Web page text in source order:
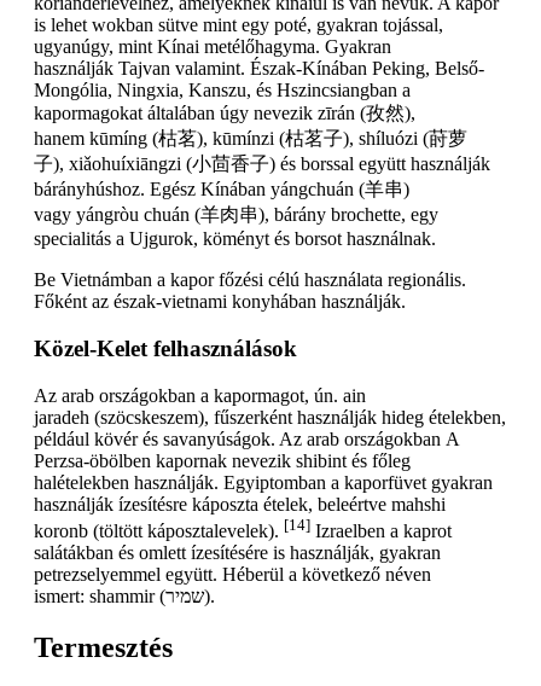
is lehet wokban sütve mint egy poté, gyakran tojással,
ugyanúgy, mint Kínai metélőhagyma. Gyakran
használják Tajvan valamint. Észak-Kínában Peking, Belső-
Mongólia, Ningxia, Kanszu, és Hszincsiangban a
kapormagokat általában úgy nevezik zīrán (孜然),
hanem kūmíng (枯茗), kūmínzi (枯茗子), shíluózi (莳萝
子), xiǎohuíxiāngzi (小茴香子) és borssal együtt használják
bárányhúshoz. Egész Kínában yángchuán (羊串)
vagy yángròu chuán (羊肉串), bárány brochette, egy
specialitás a Ujgurok, köményt és borsot használnak.
Be Vietnámban a kapor főzési célú használata regionális.
Főként az észak-vietnami konyhában használják.
Közel-Kelet felhasználások
Az arab országokban a kapormagot, ún. ain
jaradeh (szöcskeszem), fűszerként használják hideg ételekben,
például kövér és savanyúságok. Az arab országokban A
Perzsa-öbölben kapornak nevezik shibint és főleg
halételekben használják. Egyiptomban a kaporfüvet gyakran
használják ízesítésre káposzta ételek, beleértve mahshi
koronb (töltött káposztalevelek). [14] Izraelben a kaprot
salátákban és omlett ízesítésére is használják, gyakran
petrezselyemmel együtt. Héberül a következő néven
ismert: shammir (שמיר).
Termesztés